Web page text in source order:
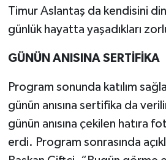
Timur Aslantaş da kendisini
günlük hayatta yaşadıkları
GÜNÜN ANISINA SERTİFİKA
Program sonunda katılım
günün anısına sertifika da
günün anısına çekilen hatıra
erdi. Program sonrasında